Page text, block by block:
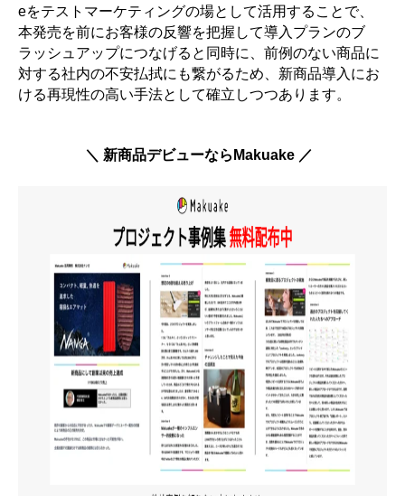
eをテストマーケティングの場として活用することで、
本発売を前にお客様の反響を把握して導入プランのブ
ラッシュアップにつなげると同時に、前例のない商品に
対する社内の不安払拭にも繋がるため、新商品導入にお
ける再現性の高い手法として確立しつつあります。
＼ 新商品デビューならMakuake ／